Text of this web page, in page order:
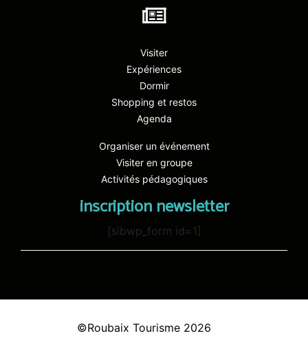
Visiter
Expériences
Dormir
Shopping et restos
Agenda
Organiser un événement
Visiter en groupe
Activités pédagogiques
inscription newsletter
[sibwp_form id=1]
©Roubaix Tourisme 2026